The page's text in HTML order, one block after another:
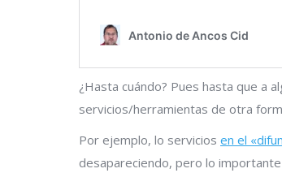
¿Hasta cuándo? Pues hasta que a
servicios/herramientas de otra
Por ejemplo, lo servicios en el
desapareciendo, pero lo